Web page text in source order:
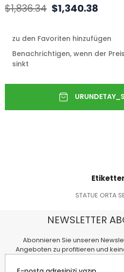
$1,836.34 $1,340.38
zu den Favoriten hinzufügen
Benachrichtigen, wenn der Preis
sinkt
STATUE ORTA
NEWSLETTER
Abonnieren Sie unseren
Angeboten zu profitieren und